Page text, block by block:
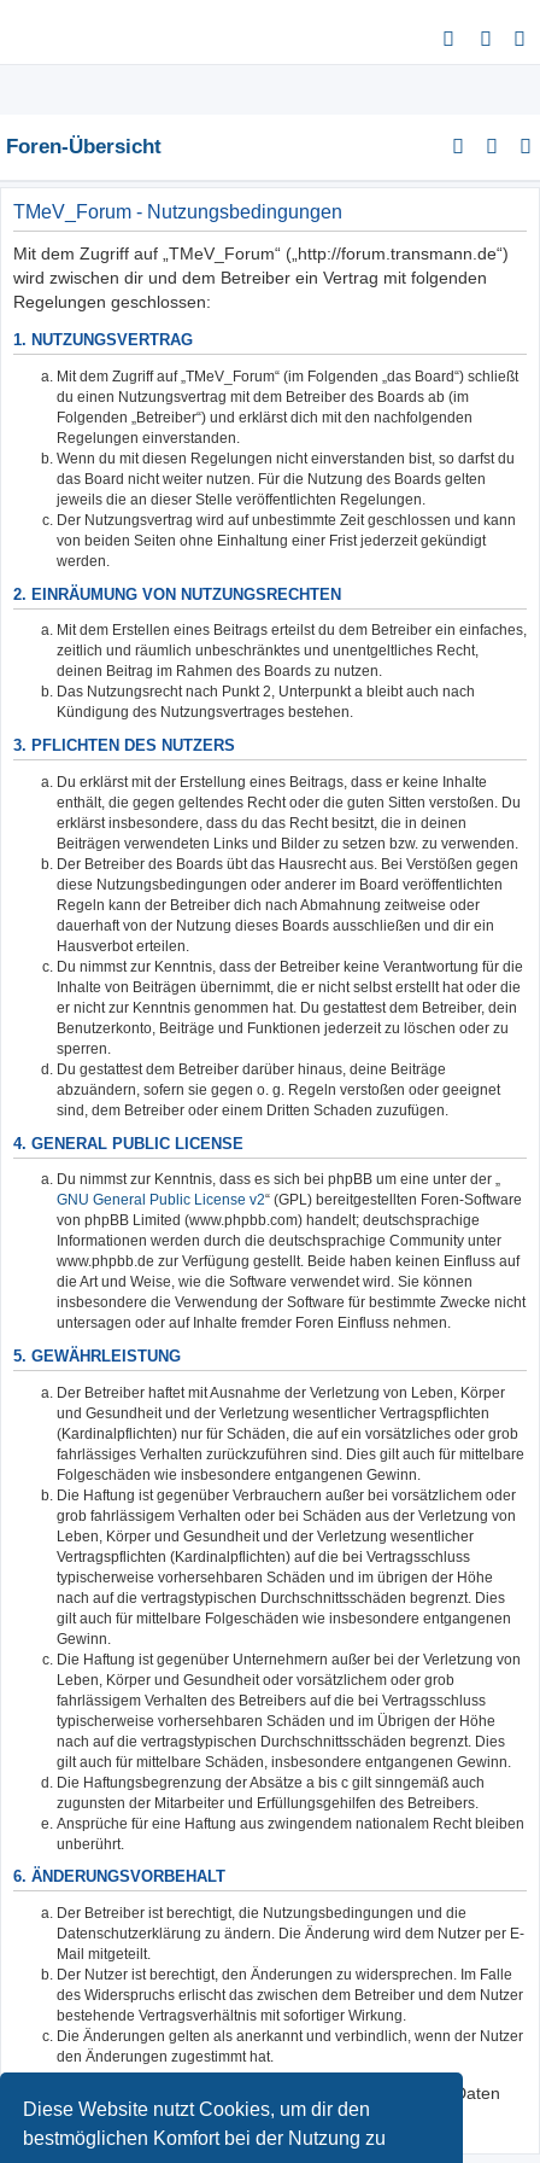
Diese Website nutzt Cookies, um dir den
bestmöglichen Komfort bei der Nutzung zu
u
e
Foren-Übersicht
TMeV_Forum - Nutzungsbedingungen
Mit dem Zugriff auf „TMeV_Forum“ („http://forum.transmann.de“)
wird zwischen dir und dem Betreiber ein Vertrag mit folgenden
Regelungen geschlossen:
1. NUTZUNGSVERTRAG
Mit dem Zugriff auf „TMeV_Forum“ (im Folgenden „das Board“) schließt
du einen Nutzungsvertrag mit dem Betreiber des Boards ab (im
Folgenden „Betreiber“) und erklärst dich mit den nachfolgenden
Regelungen einverstanden.
Wenn du mit diesen Regelungen nicht einverstanden bist, so darfst du
das Board nicht weiter nutzen. Für die Nutzung des Boards gelten
jeweils die an dieser Stelle veröffentlichten Regelungen.
Der Nutzungsvertrag wird auf unbestimmte Zeit geschlossen und kann
von beiden Seiten ohne Einhaltung einer Frist jederzeit gekündigt
werden.
2. EINRÄUMUNG VON NUTZUNGSRECHTEN
Mit dem Erstellen eines Beitrags erteilst du dem Betreiber ein einfaches,
zeitlich und räumlich unbeschränktes und unentgeltliches Recht,
deinen Beitrag im Rahmen des Boards zu nutzen.
Das Nutzungsrecht nach Punkt 2, Unterpunkt a bleibt auch nach
Kündigung des Nutzungsvertrages bestehen.
3. PFLICHTEN DES NUTZERS
Du erklärst mit der Erstellung eines Beitrags, dass er keine Inhalte
enthält, die gegen geltendes Recht oder die guten Sitten verstoßen. Du
erklärst insbesondere, dass du das Recht besitzt, die in deinen
Beiträgen verwendeten Links und Bilder zu setzen bzw. zu verwenden.
Der Betreiber des Boards übt das Hausrecht aus. Bei Verstößen gegen
diese Nutzungsbedingungen oder anderer im Board veröffentlichten
Regeln kann der Betreiber dich nach Abmahnung zeitweise oder
dauerhaft von der Nutzung dieses Boards ausschließen und dir ein
Hausverbot erteilen.
Du nimmst zur Kenntnis, dass der Betreiber keine Verantwortung für die
Inhalte von Beiträgen übernimmt, die er nicht selbst erstellt hat oder die
er nicht zur Kenntnis genommen hat. Du gestattest dem Betreiber, dein
Benutzerkonto, Beiträge und Funktionen jederzeit zu löschen oder zu
sperren.
Du gestattest dem Betreiber darüber hinaus, deine Beiträge
abzuändern, sofern sie gegen o. g. Regeln verstoßen oder geeignet
sind, dem Betreiber oder einem Dritten Schaden zuzufügen.
4. GENERAL PUBLIC LICENSE
Du nimmst zur Kenntnis, dass es sich bei phpBB um eine unter der „
GNU General Public License v2“ (GPL) bereitgestellten Foren-Software
von phpBB Limited (www.phpbb.com) handelt; deutschsprachige
Informationen werden durch die deutschsprachige Community unter
www.phpbb.de zur Verfügung gestellt. Beide haben keinen Einfluss auf
die Art und Weise, wie die Software verwendet wird. Sie können
insbesondere die Verwendung der Software für bestimmte Zwecke nicht
untersagen oder auf Inhalte fremder Foren Einfluss nehmen.
5. GEWÄHRLEISTUNG
Der Betreiber haftet mit Ausnahme der Verletzung von Leben, Körper
und Gesundheit und der Verletzung wesentlicher Vertragspflichten
(Kardinalpflichten) nur für Schäden, die auf ein vorsätzliches oder grob
fahrlässiges Verhalten zurückzuführen sind. Dies gilt auch für mittelbare
Folgeschäden wie insbesondere entgangenen Gewinn.
Die Haftung ist gegenüber Verbrauchern außer bei vorsätzlichem oder
grob fahrlässigem Verhalten oder bei Schäden aus der Verletzung von
Leben, Körper und Gesundheit und der Verletzung wesentlicher
Vertragspflichten (Kardinalpflichten) auf die bei Vertragsschluss
typischerweise vorhersehbaren Schäden und im übrigen der Höhe
nach auf die vertragstypischen Durchschnittsschäden begrenzt. Dies
gilt auch für mittelbare Folgeschäden wie insbesondere entgangenen
Gewinn.
Die Haftung ist gegenüber Unternehmern außer bei der Verletzung von
Leben, Körper und Gesundheit oder vorsätzlichem oder grob
fahrlässigem Verhalten des Betreibers auf die bei Vertragsschluss
typischerweise vorhersehbaren Schäden und im Übrigen der Höhe
nach auf die vertragstypischen Durchschnittsschäden begrenzt. Dies
gilt auch für mittelbare Schäden, insbesondere entgangenen Gewinn.
Die Haftungsbegrenzung der Absätze a bis c gilt sinngemäß auch
zugunsten der Mitarbeiter und Erfüllungsgehilfen des Betreibers.
Ansprüche für eine Haftung aus zwingendem nationalem Recht bleiben
unberührt.
6. ÄNDERUNGSVORBEHALT
Der Betreiber ist berechtigt, die Nutzungsbedingungen und die
Datenschutzerklärung zu ändern. Die Änderung wird dem Nutzer per E-
Mail mitgeteilt.
Der Nutzer ist berechtigt, den Änderungen zu widersprechen. Im Falle
des Widerspruchs erlischt das zwischen dem Betreiber und dem Nutzer
bestehende Vertragsverhältnis mit sofortiger Wirkung.
Die Änderungen gelten als anerkannt und verbindlich, wenn der Nutzer
den Änderungen zugestimmt hat.
Informationen über den Umgang mit deinen persönlichen Daten
sind in der Datenschutzerklärung enthalten.